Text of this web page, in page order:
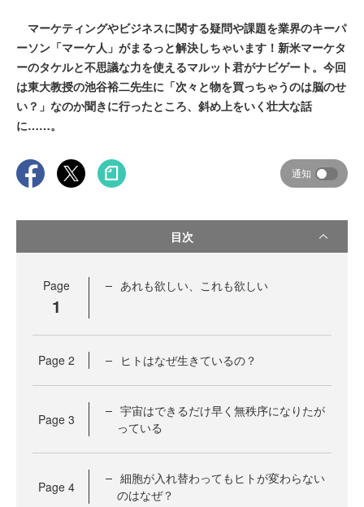
マーケティングやビジネスに関する疑問や課題を業界のキーパ
ーソン「マーケ人」がまるっと解決しちゃいます！新米マーケタ
ーのタケルと不思議な力を使えるマルット君がナビゲート。今回
は東大教授の池谷裕二先生に「次々と物を買っちゃうのは脳のせ
い？」なのか聞きに行ったところ、斜め上をいく壮大な話
に……。
通知
目次
Page
1
あれも欲しい、これも欲しい
Page 2 ヒトはなぜ生きているの？
Page 3
宇宙はできるだけ早く無秩序になりたが
っている
Page 4
細胞が入れ替わってもヒトが変わらない
のはなぜ？